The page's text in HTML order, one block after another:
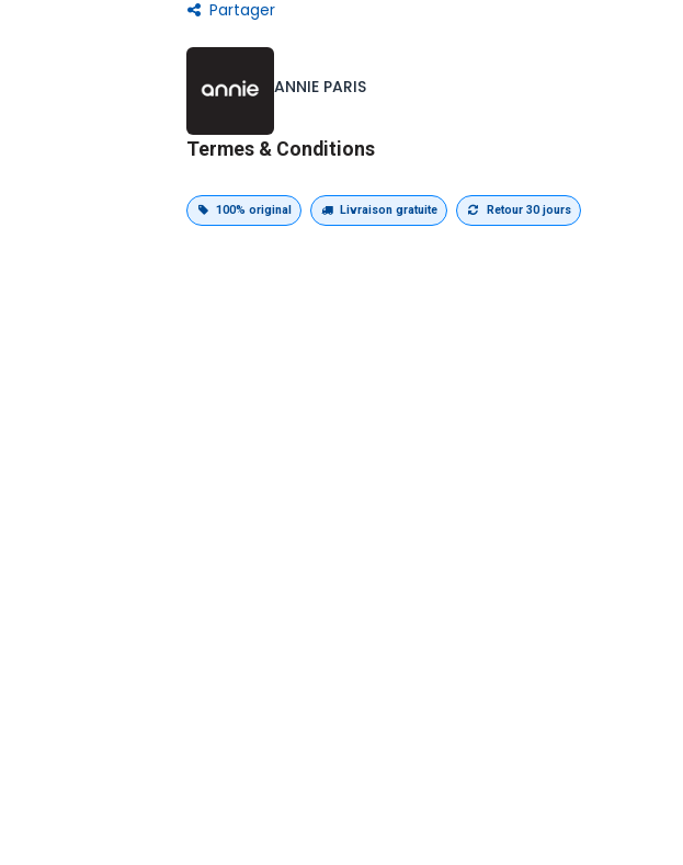
Partager
ANNIE PARIS
Termes & Conditions
100% original Livraison gratuite Retour 30 jours